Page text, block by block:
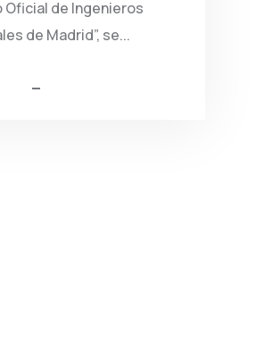
Oficial de Ingenieros
de Madrid”, se...